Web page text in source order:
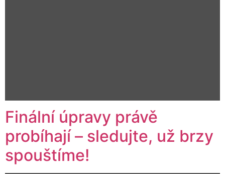
Finální úpravy právě
probíhají – sledujte, už brzy
spouštíme!